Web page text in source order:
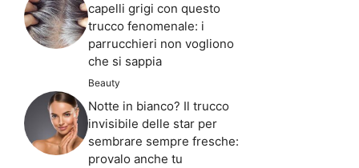
capelli grigi con questo
trucco fenomenale: i
parrucchieri non vogliono
che si sappia
Beauty
Notte in bianco? Il trucco
invisibile delle star per
sembrare sempre fresche:
provalo anche tu